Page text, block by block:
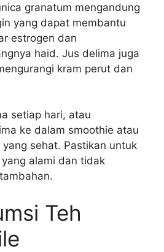
granatum mengandung
yang dapat membantu
estrogen dan
haid. Jus delima juga
kram perut dan
setiap hari, atau
ke dalam smoothie atau
sehat. Pastikan untuk
alami dan tidak
Teh